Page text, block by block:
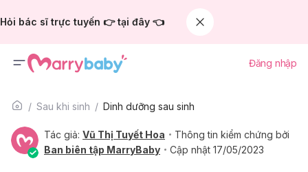
Hỏi bác sĩ trực tuyến 👉 tại đây 👈
Đăng nhập
Sau khi sinh Dinh dưỡng sau sinh
Tác giả: Vũ Thị Tuyết Hoa
Thông tin kiểm chứng bởi
Ban biên tập MarryBaby
Cập nhật 17/05/2023